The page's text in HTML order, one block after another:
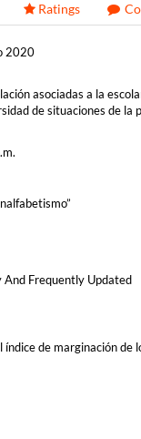
Ratings
2020
asociadas a la
de situaciones de la
And Frequently Updated
de marginación de